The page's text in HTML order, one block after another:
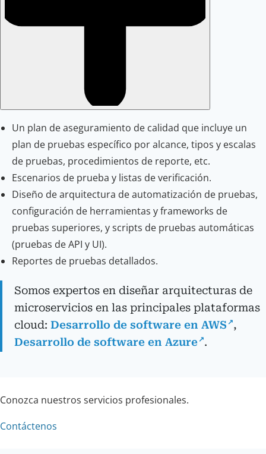
Un plan de aseguramiento de calidad que incluye un
plan de pruebas específico por alcance, tipos y escalas
de pruebas, procedimientos de reporte, etc.
Escenarios de prueba y listas de verificación.
Diseño de arquitectura de automatización de pruebas,
configuración de herramientas y frameworks de
pruebas superiores, y scripts de pruebas automáticas
(pruebas de API y UI).
Reportes de pruebas detallados.
Somos expertos en diseñar arquitecturas de
microservicios en las principales plataformas
cloud: Desarrollo de software en AWS
,
Desarrollo de software en Azure .
Conozca nuestros servicios profesionales.
Contáctenos